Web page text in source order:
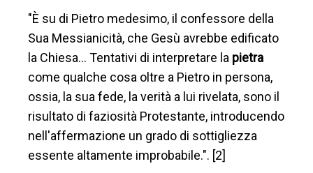
"È su di Pietro medesimo, il confessore della
Sua Messianicità, che Gesù avrebbe edificato
la Chiesa… Tentativi di interpretare la pietra
come qualche cosa oltre a Pietro in persona,
ossia, la sua fede, la verità a lui rivelata, sono il
risultato di faziosità Protestante, introducendo
nell'affermazione un grado di sottigliezza
essente altamente improbabile.". [2]